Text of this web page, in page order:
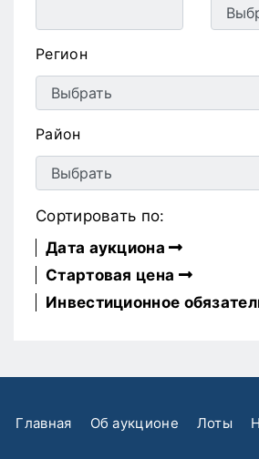
Регион
Район
Сортировать по:
Дата аукциона
Стартовая цена
Инвестиционное
Главная Об аукционе Лоты